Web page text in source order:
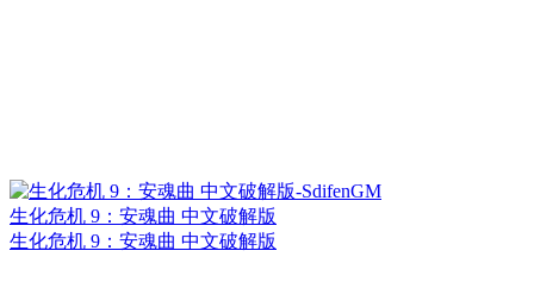
生化危机 9：安魂曲 中文破解版
生化危机 9：安魂曲 中文破解版